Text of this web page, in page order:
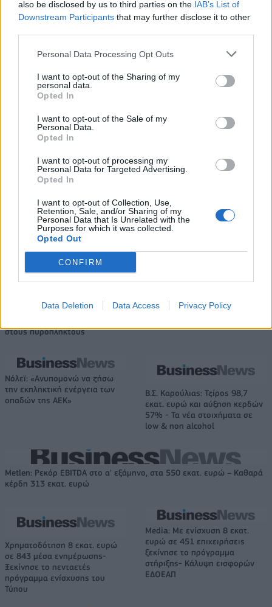
also be disclosed by us to third parties on the IAB’s List of
Downstream Participants that may further disclose it to other
Personal Data Processing Opt Outs
I want to opt-out of the Sharing of my
personal data.
Opted In
I want to opt-out of the Sale of my
Personal Data.
Opted In
I want to opt-out of processing my
Personal Data for Targeted Advertising.
Opted In
I want to opt-out of Collection, Use,
Retention, Sale, and/or Sharing of my
Personal Data that Is Unrelated with the
Purposes for which it was collected.
Opted Out
CONFIRM
Data Deletion Data Access Privacy Policy
ΠΑΥΛΟΣ ΜΑΡΙΝΑΚΗΣ
ΟΙΚΟΓΕΝΕΙΕΣ
ΒΑΡΕΑ ΚΑΙ ΑΝΘΥΓΙΕΙΝΑ
ΤΑΜΕΙΟ ΑΝΑΚΑΜΨΗΣ
στους πυρόπληκτους
Νόλεϊ: «Ανυπομονώ να ζήσω
την εκπληκτική ενέργεια των
οπαδών της ΑΕΚ»
Β.Σ. Καρούλιας: Τζίρος 98,7
εκατ. ευρώ και αύξηση κερδών
57% - Τα νέα στοιχήματα σε
low & non alcohol
Metlen: Ρεκόρ EBITDA στο α' εξάμηνο, στα 550 εκατ. ευρώ – Καθαρά
κέρδη 313 εκατ. ευρώ
Χρηματοδότηση 8 εκατ. ευρώ
σε 843 μέσα ενημέρωσης-
Ξεκίνησε το πενταετές
πρόγραμμα ενίσχυσης του
Τύπου
Media: Με ενίσχυση 8 εκατ.
ευρώ σε 451 επιχειρήσεις
ξεκίνησε το πρόγραμμα
στήριξης- Κάλυψη εισφορών
ΕΔΟΕΑΠ